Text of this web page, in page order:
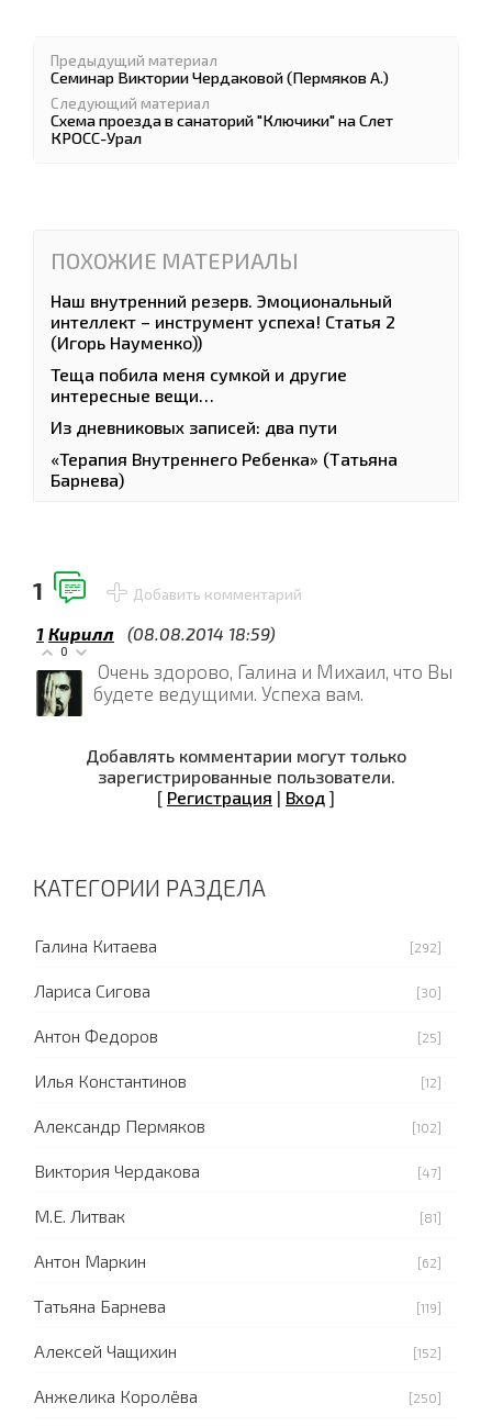
Предыдущий материал
Семинар Виктории Чердаковой (Пермяков А.)
Следующий материал
Схема проезда в санаторий "Ключики" на Слет
КРОСС-Урал
ПОХОЖИЕ МАТЕРИАЛЫ
Наш внутренний резерв. Эмоциональный
интеллект – инструмент успеха! Статья 2
(Игорь Науменко))
Теща побила меня сумкой и другие
интересные вещи…
Из дневниковых записей: два пути
«Терапия Внутреннего Ребенка» (Татьяна
Барнева)
1 Добавить комментарий
1 Кирилл (08.08.2014 18:59)
0
Очень здорово, Галина и Михаил, что Вы
будете ведущими. Успеха вам.
Добавлять комментарии могут только
зарегистрированные пользователи.
[ Регистрация | Вход ]
КАТЕГОРИИ РАЗДЕЛА
Галина Китаева [292]
Лариса Сигова [30]
Антон Федоров [25]
Илья Константинов [12]
Александр Пермяков [102]
Виктория Чердакова [47]
М.Е. Литвак [81]
Антон Маркин [62]
Татьяна Барнева [119]
Алексей Чащихин [152]
Анжелика Королёва [250]